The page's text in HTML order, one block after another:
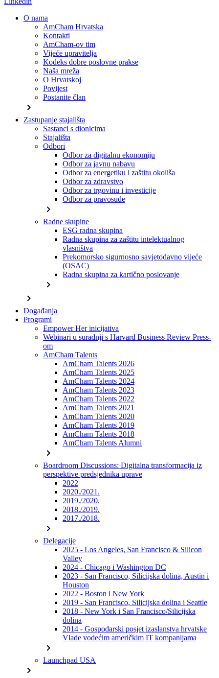
O nama
AmCham Hrvatska
Kontakti
AmCham-ov tim
Vijeće upravitelja
Kodeks dobre poslovne prakse
Naša mreža
O Hrvatskoj
Povijest
Postanite član
chevron_right
Zastupanje stajališta
Sastanci s dionicima
Stajališta
Odbori
Odbor za digitalnu ekonomiju
Odbor za javnu nabavu
Odbor za energetiku i zaštitu okoliša
Odbor za zdravstvo
Odbor za trgovinu i investicije
Odbor za pravosuđe
chevron_right
Radne skupine
ESG radna skupina
Radna skupina za zaštitu intelektualnog
vlasništva
Prekomorsko sigurnosno savjetodavno vijeće
(OSAC)
Radna skupina za kartično poslovanje
chevron_right
chevron_right
Događanja
Programi
Empower Her inicijativa
Webinari u suradnji s Harvard Business Review Press-
om
AmCham Talents
AmCham Talents 2026
AmCham Talents 2025
AmCham Talents 2024
AmCham Talents 2023
AmCham Talents 2022
AmCham Talents 2021
AmCham Talents 2020
AmCham Talents 2019
AmCham Talents 2018
AmCham Talents Alumni
chevron_right
Boardroom Discussions: Digitalna transformacija iz
perspektive predsjednika uprave
2022
2020./2021.
2019./2020.
2018./2019.
2017./2018.
chevron_right
Delegacije
2025 - Los Angeles, San Francisco & Silicon
Valley
2024 - Chicago i Washington DC
2023 - San Francisco, Silicijska dolina, Austin i
Houston
2022 - Boston i New York
2019 - San Francisco, Silicijska dolina i Seattle
2018 - New York i San Francisco/Silicijska
dolina
2014 - Gospodarski posjet izaslanstva hrvatske
Vlade vodećim američkim IT kompanijama
chevron_right
Launchpad USA
chevron_right